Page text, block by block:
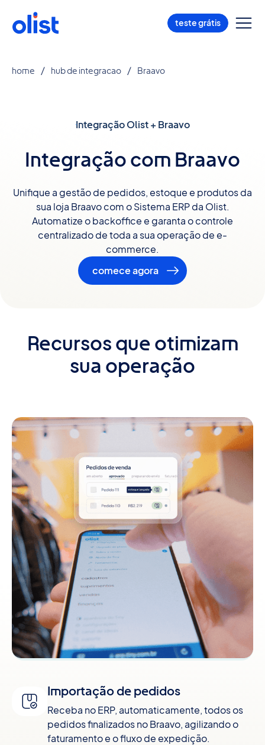
teste grátis
home hub de integracao Braavo
Integração Olist + Braavo
Integração com Braavo
Unifique a gestão de pedidos, estoque e produtos da
sua loja Braavo com o Sistema ERP da Olist.
Automatize o backoffice e garanta o controle
centralizado de toda a sua operação de e-
commerce.
comece agora
Recursos que otimizam
sua operação
Importação de pedidos
Receba no ERP, automaticamente, todos os
pedidos finalizados no Braavo, agilizando o
faturamento e o fluxo de expedição.